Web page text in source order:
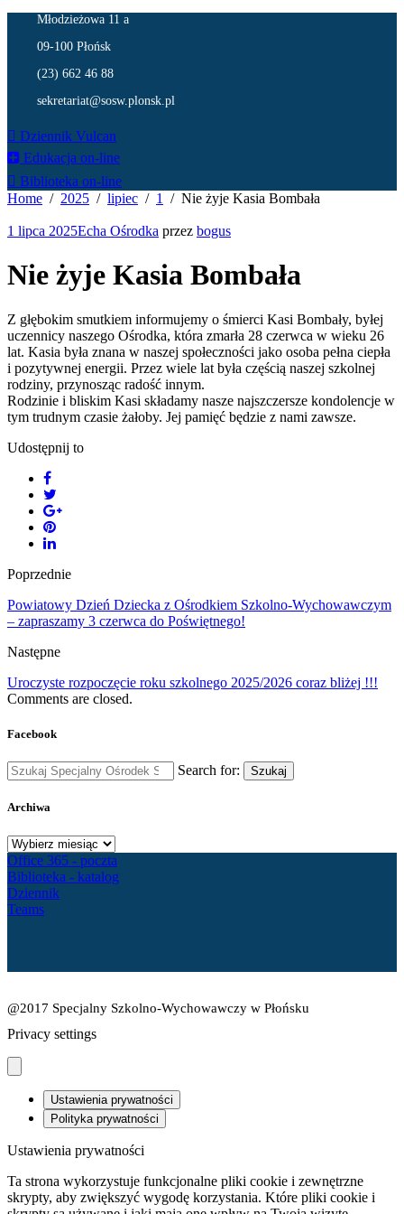
Młodzieżowa 11 a
09-100 Płońsk
(23) 662 46 88
sekretariat@sosw.plonsk.pl
Dziennik Vulcan
Edukacja on-line
Biblioteka on-line
Home
2025 lipiec 1 Nie żyje Kasia Bombała
1 lipca 2025Echa Ośrodka przez bogus
Nie żyje Kasia Bombała
Z głębokim smutkiem informujemy o śmierci Kasi Bombały, byłej
uczennicy naszego Ośrodka, która zmarła 28 czerwca w wieku 26
lat. Kasia była znana w naszej społeczności jako osoba pełna ciepła
i pozytywnej energii. Przez wiele lat była częścią naszej szkolnej
rodziny, przynosząc radość innym.
Rodzinie i bliskim Kasi składamy nasze najszczersze kondolencje w
tym trudnym czasie żałoby. Jej pamięć będzie z nami zawsze.
Udostępnij to
Poprzednie
Powiatowy Dzień Dziecka z Ośrodkiem Szkolno-Wychowawczym
– zapraszamy 3 czerwca do Poświętnego!
Następne
Uroczyste rozpoczęcie roku szkolnego 2025/2026 coraz bliżej !!!
Comments are closed.
Facebook
Search for: Szukaj
Archiwa
Archiwa
Office 365 - poczta
Biblioteka - katalog
Dziennik
Teams
@2017 Specjalny Szkolno-Wychowawczy w Płońsku
Privacy settings
Ustawienia prywatności
Polityka prywatności
Ustawienia prywatności
Ta strona wykorzystuje funkcjonalne pliki cookie i zewnętrzne
skrypty, aby zwiększyć wygodę korzystania. Które pliki cookie i